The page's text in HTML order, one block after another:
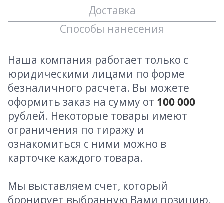
Доставка
Способы нанесения
Наша компания работает только с
юридическими лицами по форме
безналичного расчета. Вы можете
оформить заказ на сумму от 100 000
рублей. Некоторые товары имеют
ограничения по тиражу и
ознакомиться с ними можно в
карточке каждого товара.
Мы выставляем счет, который
бронирует выбранную Вами позицию.